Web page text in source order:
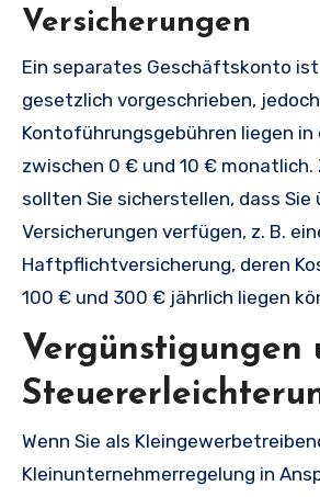
Versicherungen
Ein separates Geschäftskonto
gesetzlich vorgeschrieben,
Kontoführungsgebühren liegen in
zwischen 0 € und 10 €
sollten Sie sicherstellen, dass Sie
Versicherungen verfügen, z. B.
Haftpflichtversicherung, deren
100 € und 300 € jährlich liegen
Vergünstigungen
Wenn Sie als
Kleinunternehmerregelung in